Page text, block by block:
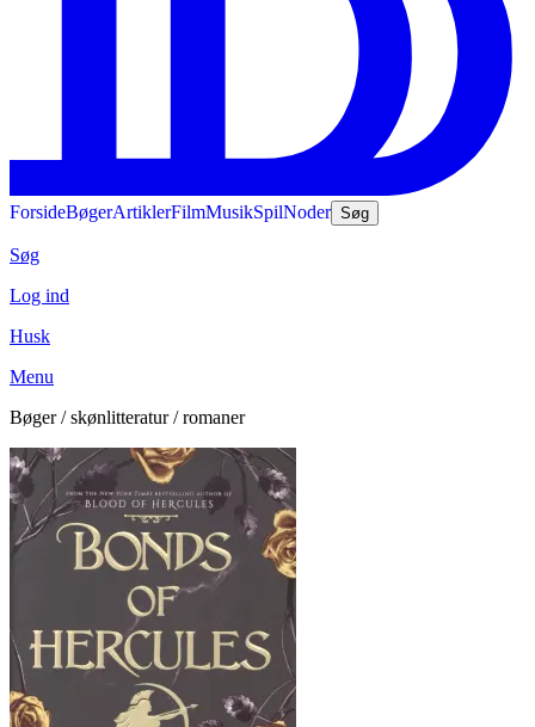
ForsideBøgerArtiklerFilmMusikSpilNoder Søg
Søg
Log ind
Husk
Menu
Bøger / skønlitteratur / romaner